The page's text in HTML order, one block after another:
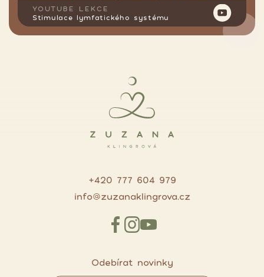
hledáte.
YOUTUBE LEKCE
Stimulace lymfatického systému
+420 777 604 979
info@zuzanaklingrova.cz
Odebírat novinky